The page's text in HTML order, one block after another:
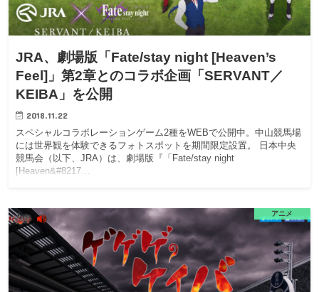
JRA、劇場版「Fate/stay night [Heaven’s
Feel]」第2章とのコラボ企画「SERVANT／
KEIBA」を公開
2018.11.22
スペシャルコラボレーションゲーム2種をWEBで公開中。中山競馬場
には世界観を体験できるフォトスポットを期間限定設置。 日本中央
競馬会（以下、JRA）は、劇場版『「Fate/stay night
[Heaven&#8217…
アニメ